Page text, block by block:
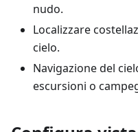
nudo.
Localizzare
cielo.
Navigazione del
escursioni o